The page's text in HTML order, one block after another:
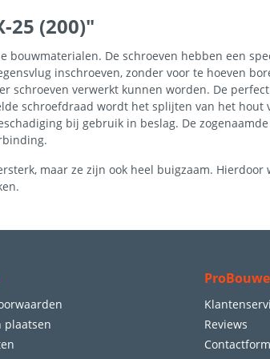
25 (200)"
De schroeven hebben een
inschroeven, zonder voor te hoeven
schroeven verwerkt kunnen worden. De
schroefdraad wordt het splijten van het hout
bij gebruik in beslag. De
maar ze zijn ook heel buigzaam. Hierdoor
plaatsen
Reviews